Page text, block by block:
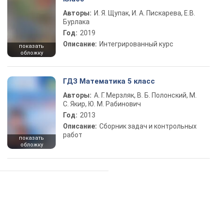
показать
обложку
Авторы: И. Я. Щупак, И. А. Пискарева, Е.В.
Бурлака
Год: 2019
Описание: Интегрированный курс
показать
обложку
ГДЗ Математика 5 класс
Авторы: А. Г. Мерзляк, В. Б. Полонский, М.
С. Якир, Ю. М. Рабинович
Год: 2013
Описание: Сборник задач и контрольных
работ